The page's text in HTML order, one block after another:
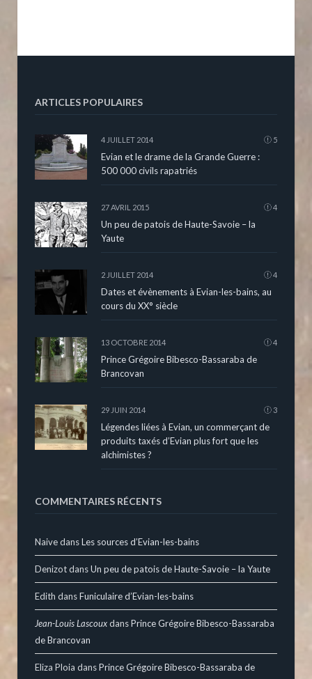
ARTICLES POPULAIRES
4 JUILLET 2014 5
Evian et le drame de la Grande Guerre :
500 000 civils rapatriés
27 AVRIL 2015 4
Un peu de patois de Haute-Savoie – la
Yaute
2 JUILLET 2014 4
Dates et évènements à Evian-les-bains, au
cours du XX° siècle
13 OCTOBRE 2014 4
Prince Grégoire Bibesco-Bassaraba de
Brancovan
29 JUIN 2014 3
Légendes liées à Evian, un commerçant de
produits taxés d’Evian plus fort que les
alchimistes ?
COMMENTAIRES RÉCENTS
NaivedansLes sources d’Evian-les-bains
DenizotdansUn peu de patois de Haute-Savoie – la Yaute
Edith dansFuniculaire d’Evian-les-bains
Jean-Louis LascouxdansPrince Grégoire Bibesco-Bassaraba
de Brancovan
Eliza Ploia dansPrince Grégoire Bibesco-Bassaraba de